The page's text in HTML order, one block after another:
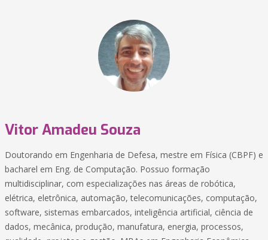
Vitor Amadeu Souza
Doutorando em Engenharia de Defesa, mestre em Física (CBPF) e
bacharel em Eng. de Computação. Possuo formação
multidisciplinar, com especializações nas áreas de robótica,
elétrica, eletrônica, automação, telecomunicações, computação,
software, sistemas embarcados, inteligência artificial, ciência de
dados, mecânica, produção, manufatura, energia, processos,